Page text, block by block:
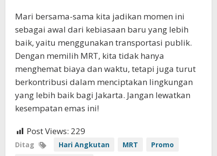
Mari bersama-sama kita jadikan momen ini
sebagai awal dari kebiasaan baru yang lebih
baik, yaitu menggunakan transportasi publik.
Dengan memilih MRT, kita tidak hanya
menghemat biaya dan waktu, tetapi juga turut
berkontribusi dalam menciptakan lingkungan
yang lebih baik bagi Jakarta. Jangan lewatkan
kesempatan emas ini!
Post Views: 229
Ditag Hari Angkutan MRT
Promo